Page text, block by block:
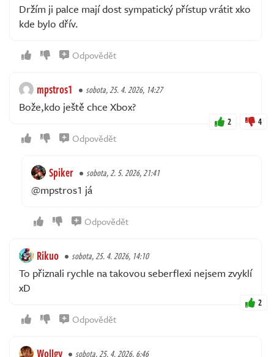
Držím ji palce mají dost sympatický přístup vrátit xko
kde bylo dřív.
Odpovědět
mpstros1 sobota, 25. 4. 2026, 14:27
Bože,kdo ještě chce Xbox?
2 4
Odpovědět
Spiker sobota, 2. 5. 2026, 21:41
@mpstros1 já
Odpovědět
Rikuo sobota, 25. 4. 2026, 14:10
To přiznali rychle na takovou seberflexi nejsem zvyklí
xD
2
Odpovědět
Wollgy sobota, 25. 4. 2026, 6:46